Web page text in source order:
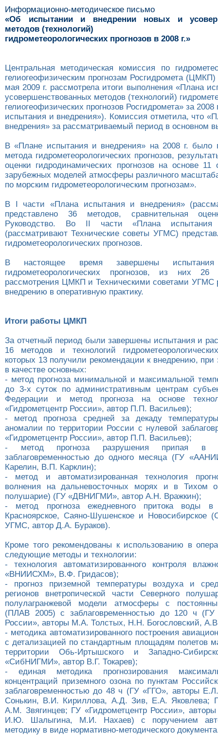
Информационно-методическое письмо
«Об испытании и внедрении новых и
методов (технологий)
гидрометеорологических прогнозов в 2008 г.»
Центральная методическая комиссия по
гелиогеофизическим прогнозам Росгидромета
мая 2009 г. рассмотрела итоги выполнения «Плана
усовершенствованных методов (технологий)
гелиогеофизических прогнозов Росгидромета» за
испытания и внедрения»). Комиссия отметила, что
внедрения» за рассматриваемый период в основном
В «Плане испытания и внедрения» на 2008 г. было
метода гидрометеорологических прогнозов,
оценки гидродинамических прогнозов на основе 11
зарубежных моделей атмосферы различного
по морским гидрометеорологическим прогнозам».
В I части «Плана испытания и внедрения»
представлено 36 методов, сравнительная
Руководство. Во II части «Плана испытания
(рассматривают Технические советы УГМС)
гидрометеорологических прогнозов.
В настоящее время завершены
гидрометеорологических прогнозов, из них 26
рассмотрения ЦМКП и Техническими советами УГМС
внедрению в оперативную практику.
Итоги работы ЦМКП
За отчетный период были завершены испытания и
16 методов и технологий
которых 13 получили рекомендации к внедрению,
в качестве основных:
- метод прогноза минимальной и максимальной
до 3-х суток по административным центрам
Федерации и метод прогноза на основе
«Гидрометцентр России», автор П.П. Васильев);
- метод прогноза средней за декаду
аномалии по территории России с нулевой
«Гидрометцентр России», автор П.П. Васильев);
- метод прогноза разрушения припая в
заблаговременностью до одного месяца (ГУ
Карелин, В.П. Карклин);
- метод и автоматизированная технология
волнения на дальневосточных морях и в Тихом
полушарие) (ГУ «ДВНИГМИ», автор А.Н. Вражкин);
- метод прогноза ежедневного притока воды в
Красноярское, Саяно-Шушенское и Новосибирское
УГМС, автор Д.А. Бураков).
Кроме того рекомендованы к использованию в
следующие методы и технологии:
- технология автоматизированного контроля
«ВНИИСХМ», В.Ф. Гридасов);
- прогноз приземной температуры воздуха и
регионов внетропической части Северного
полулагранжевой модели атмосферы с
(ПЛАВ 2005) с заблаговременностью до 120 ч (ГУ
России», авторы М.А. Толстых, Н.Н. Богословский,
- методика автоматизированного построения
с детализацией по стандартным площадям полетов
территории Обь-Иртышского и Западно-
«СибНИГМИ», автор В.Г. Токарев);
- единая методика прогнозирования
концентраций приземного озона по пунктам
заблаговременностью до 48 ч (ГУ «ГГО», авторы
Сонькин, В.И. Кириллова, А.Д. Зив, Е.А. Яковлева;
А.М. Звягинцев; ГУ «Гидрометцентр России»,
И.Ю. Шалыгина, М.И. Нахаев) с поручением
методику в виде нормативно-методического